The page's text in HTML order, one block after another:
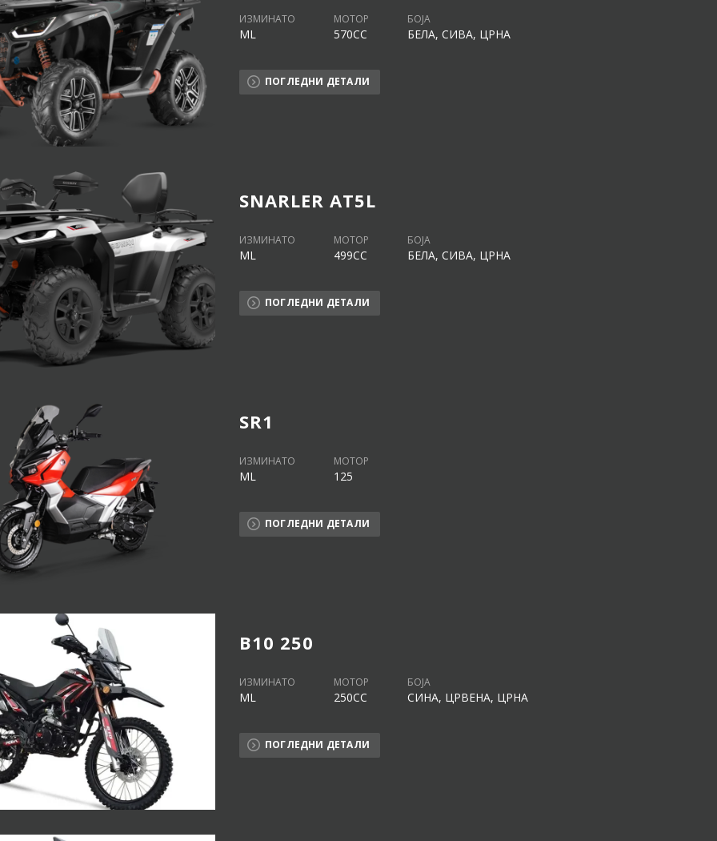
ИЗМИНАТО
ML
МОТОР
570CC
БОЈА
БЕЛА, СИВА, ЦРНА
ПОГЛЕДНИ ДЕТАЛИ
SNARLER AT5L
ИЗМИНАТО
ML
МОТОР
499CC
БОЈА
БЕЛА, СИВА, ЦРНА
ПОГЛЕДНИ ДЕТАЛИ
SR1
ИЗМИНАТО
ML
МОТОР
125
ПОГЛЕДНИ ДЕТАЛИ
B10 250
ИЗМИНАТО
ML
МОТОР
250CC
БОЈА
СИНА, ЦРВЕНА, ЦРНА
ПОГЛЕДНИ ДЕТАЛИ